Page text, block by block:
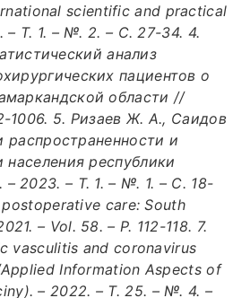
scientific and practical
Т. 1. – №. 2. – С. 27-34. 4.
анализ
пациентов о
области //
1006. 5. Ризаев Ж. А., Саидов
и
республики
2023. – Т. 1. – №. 1. – С. 18-
care: South
– Vol. 58. – P. 112-118. 7.
vasculitis and coronavirus
Information Aspects of
– 2022. – Т. 25. – №. 4. –